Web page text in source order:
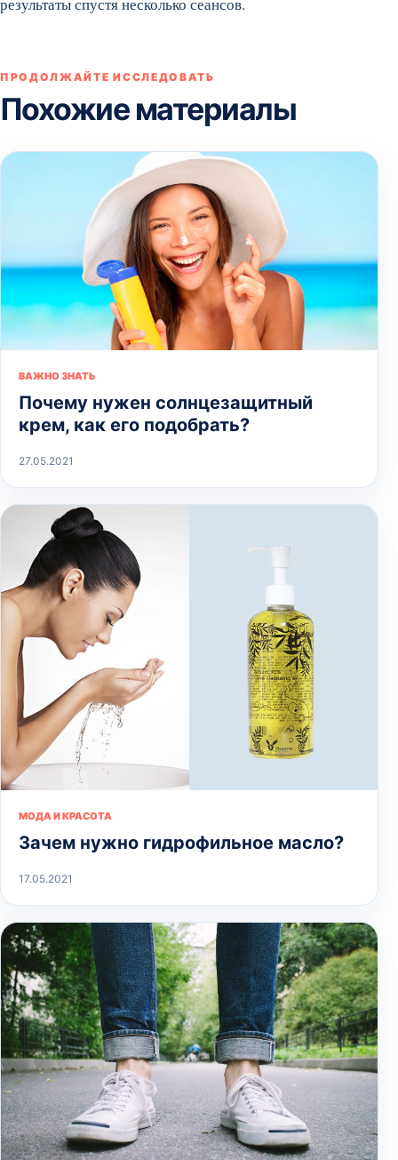
результаты спустя несколько сеансов.
ПРОДОЛЖАЙТЕ ИССЛЕДОВАТЬ
Похожие материалы
ВАЖНО ЗНАТЬ
Почему нужен солнцезащитный
крем, как его подобрать?
27.05.2021
МОДА И КРАСОТА
Зачем нужно гидрофильное масло?
17.05.2021